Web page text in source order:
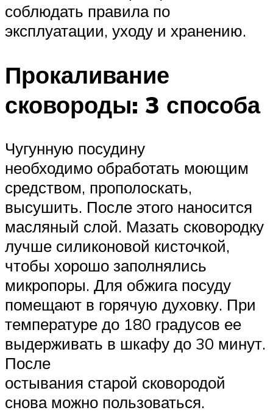
соблюдать правила по
эксплуатации, уходу и хранению.
Прокаливание
сковороды: 3 способа
Чугунную посудину
необходимо обработать моющим
средством, прополоскать,
высушить. После этого наносится
масляный слой. Мазать сковородку
лучше силиконовой кисточкой,
чтобы хорошо заполнялись
микропоры. Для обжига посуду
помещают в горячую духовку. При
температуре до 180 градусов ее
выдерживать в шкафу до 30 минут.
После
остывания старой сковородой
снова можно пользоваться.